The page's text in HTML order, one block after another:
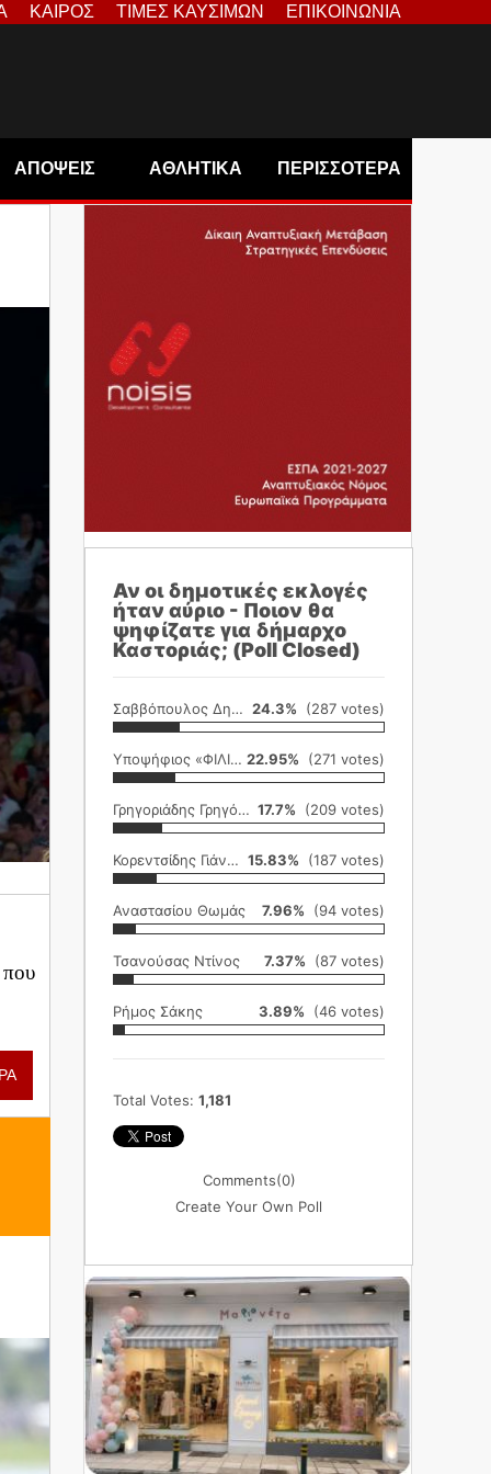
ΚΑΙΡΟΣ ΤΙΜΕΣ ΚΑΥΣΙΜΩΝ ΕΠΙΚΟΙΝΩΝΙΑ
ΑΠΟΨΕΙΣ ΑΘΛΗΤΙΚΑ ΠΕΡΙΣΣΟΤΕΡΑ
Αν οι δημοτικές εκλογές
ήταν αύριο - Ποιον θα
ψηφίζατε για δήμαρχο
Καστοριάς; (Poll Closed)
Σαββόπουλος Δημήτρης 24.3% (287 votes)
Υποψήφιος «ΦΙΛΙΚΗ ΕΤΑΙΡΕΙΑ» 22.95% (271 votes)
Γρηγοριάδης Γρηγόρης 17.7% (209 votes)
Κορεντσίδης Γιάννης 15.83% (187 votes)
Αναστασίου Θωμάς 7.96% (94 votes)
Τσανούσας Ντίνος 7.37% (87 votes)
Ρήμος Σάκης 3.89% (46 votes)
Total Votes: 1,181
Comments(0)
Create Your Own Poll